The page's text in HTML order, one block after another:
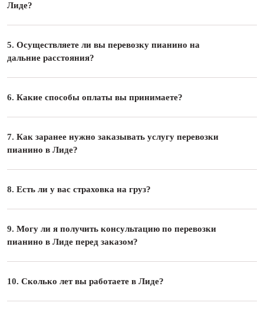
Лиде?
5. Осуществляете ли вы перевозку пианино на
дальние расстояния?
6. Какие способы оплаты вы принимаете?
7. Как заранее нужно заказывать услугу перевозки
пианино в Лиде?
8. Есть ли у вас страховка на груз?
9. Могу ли я получить консультацию по перевозки
пианино в Лиде перед заказом?
10. Сколько лет вы работаете в Лиде?